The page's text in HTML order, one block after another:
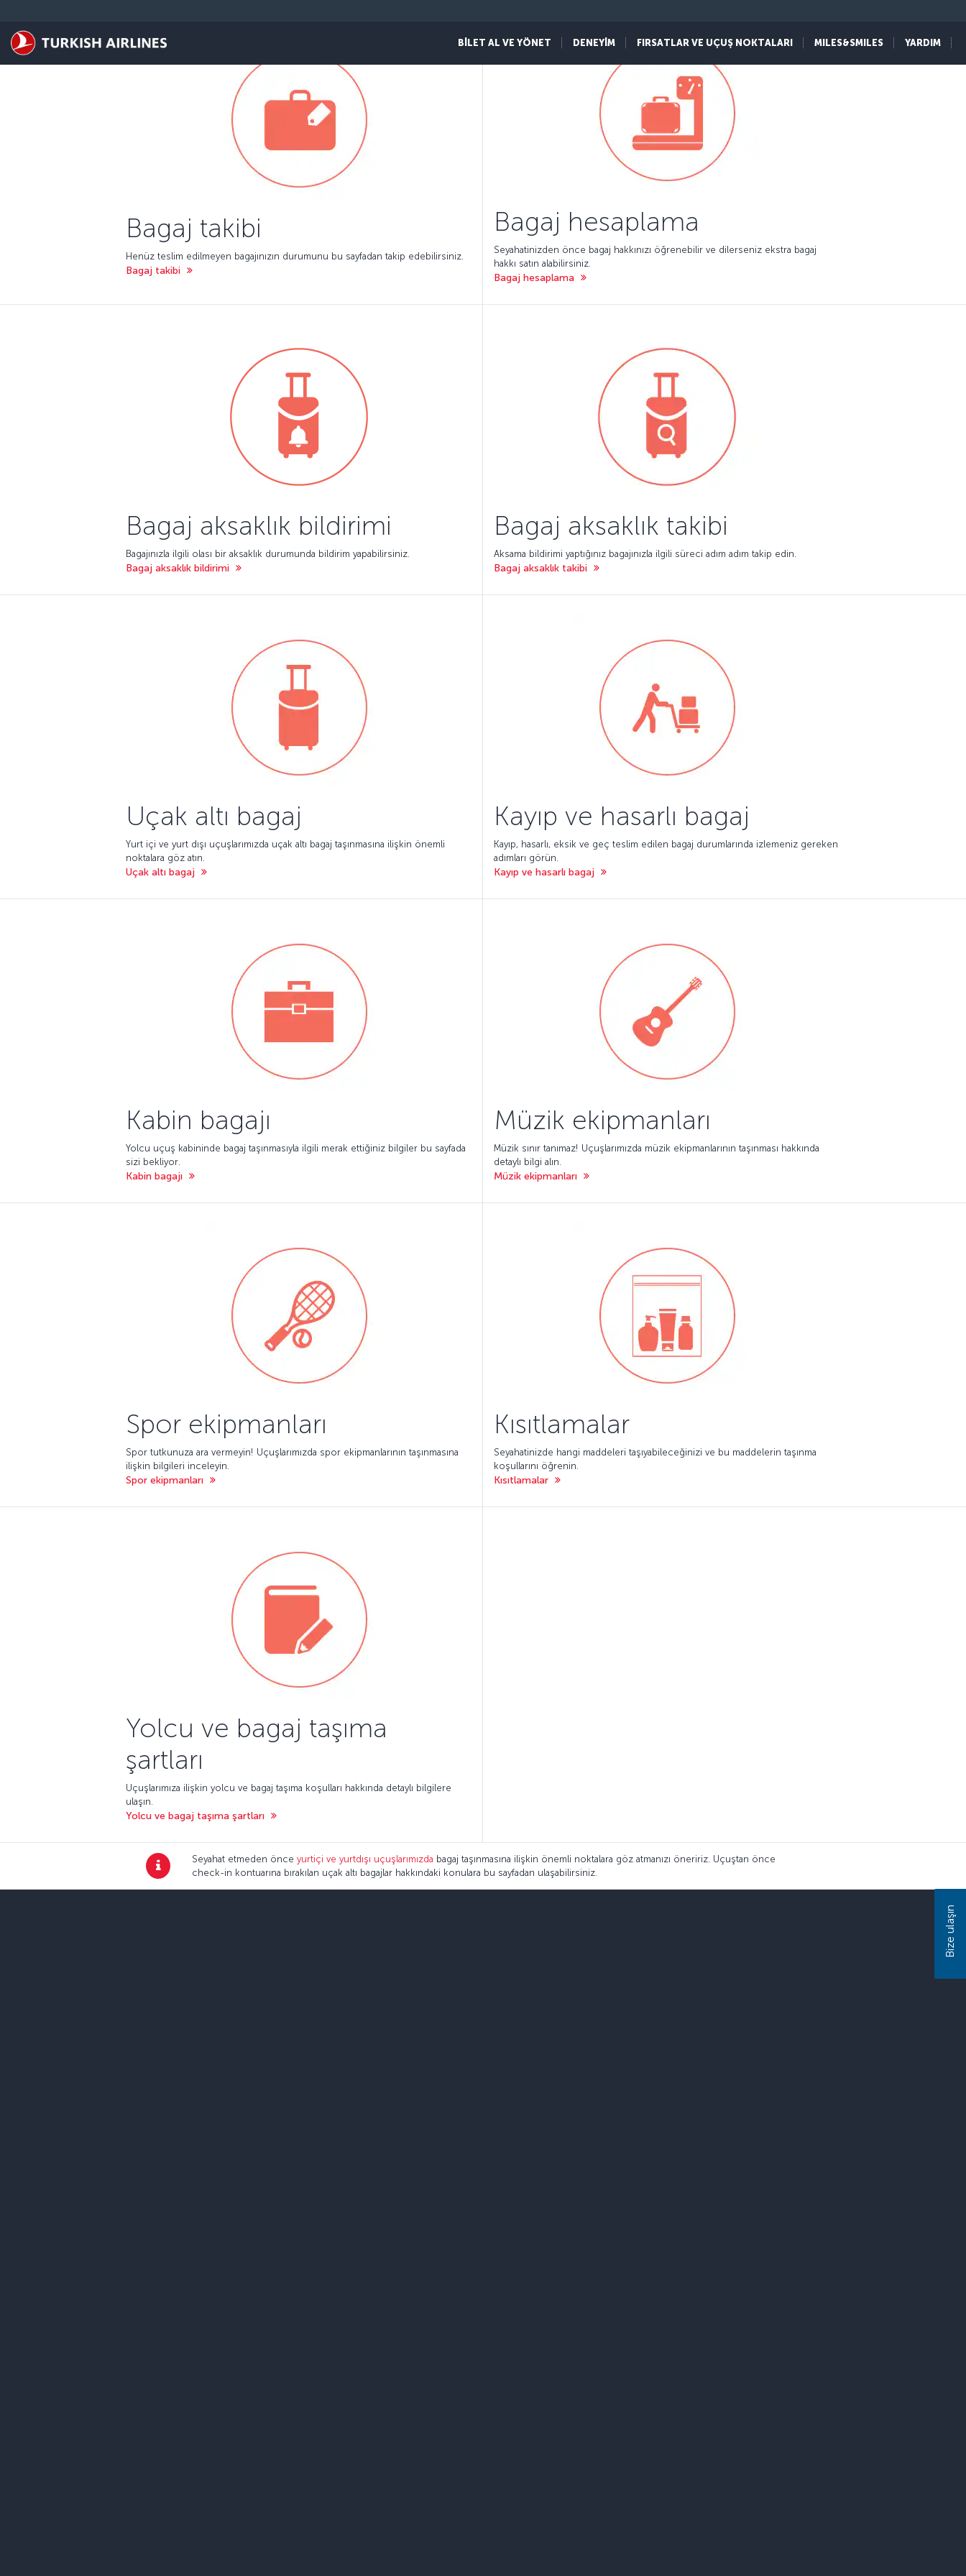
BİLET AL VE YÖNET DENEYİM FIRSATLAR VE UÇUŞ NOKTALARI MILES&SMILES YARDIM
Bagaj takibi
Henüz teslim edilmeyen bagajınızın durumunu bu sayfadan takip edebilirsiniz.
Bagaj takibi
Bagaj hesaplama
Seyahatinizden önce bagaj hakkınızı öğrenebilir ve dilerseniz ekstra bagaj
hakkı satın alabilirsiniz.
Bagaj hesaplama
Bagaj aksaklık bildirimi
Bagajınızla ilgili olası bir aksaklık durumunda bildirim yapabilirsiniz.
Bagaj aksaklık bildirimi
Bagaj aksaklık takibi
Aksama bildirimi yaptığınız bagajınızla ilgili süreci adım adım takip edin.
Bagaj aksaklık takibi
Uçak altı bagaj
Yurt içi ve yurt dışı uçuşlarımızda uçak altı bagaj taşınmasına ilişkin önemli
noktalara göz atın.
Uçak altı bagaj
Kayıp ve hasarlı bagaj
Kayıp, hasarlı, eksik ve geç teslim edilen bagaj durumlarında izlemeniz gereken
adımları görün.
Kayıp ve hasarlı bagaj
Kabin bagajı
Yolcu uçuş kabininde bagaj taşınmasıyla ilgili merak ettiğiniz bilgiler bu sayfada
sizi bekliyor.
Kabin bagajı
Müzik ekipmanları
Müzik sınır tanımaz! Uçuşlarımızda müzik ekipmanlarının taşınması hakkında
detaylı bilgi alın.
Müzik ekipmanları
Spor ekipmanları
Spor tutkunuza ara vermeyin! Uçuşlarımızda spor ekipmanlarının taşınmasına
ilişkin bilgileri inceleyin.
Spor ekipmanları
Kısıtlamalar
Seyahatinizde hangi maddeleri taşıyabileceğinizi ve bu maddelerin taşınma
koşullarını öğrenin.
Kısıtlamalar
Yolcu ve bagaj taşıma
şartları
Uçuşlarımıza ilişkin yolcu ve bagaj taşıma koşulları hakkında detaylı bilgilere
ulaşın.
Yolcu ve bagaj taşıma şartları
Seyahat etmeden önce yurtiçi ve yurtdışı uçuşlarımızda bagaj taşınmasına ilişkin önemli noktalara göz atmanızı öneririz. Uçuştan önce
check-in kontuarına bırakılan uçak altı bagajlar hakkındaki konulara bu sayfadan ulaşabilirsiniz.
Bize ulaşın